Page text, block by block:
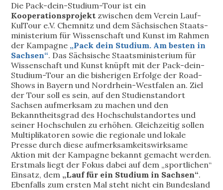
Die Pack-dein-Studium-Tour ist ein
Kooperationsprojekt zwischen dem Verein Lauf-
KulTour e.V. Chemnitz und dem Sächsischen Staats-
ministerium für Wissenschaft und Kunst im Rahmen
der Kampagne „Pack dein Studium. Am besten in
Sachsen“. Das Sächsische Staatsministerium für
Wissenschaft und Kunst knüpft mit der Pack-dein-
Studium-Tour an die bisherigen Erfolge der Road-
Shows in Bayern und Nordrhein-Westfalen an. Ziel
der Tour soll es sein, auf den Studienstandort
Sachsen aufmerksam zu machen und den
Bekanntheitsgrad des Hochschulstandortes und
seiner Hochschulen zu erhöhen. Gleichzeitig sollen
Multiplikatoren sowie die regionale und lokale
Presse durch diese aufmerksamkeitswirksame
Aktion mit der Kampagne bekannt gemacht werden.
Erstmals liegt der Fokus dabei auf dem „sportlichen“
Einsatz, dem „Lauf für ein Studium in Sachsen“.
Ebenfalls zum ersten Mal steht nicht ein Bundesland